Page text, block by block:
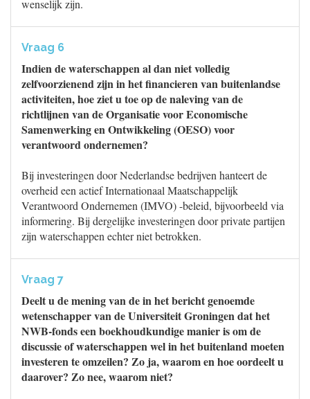
wenselijk zijn.
Vraag 6
Indien de waterschappen al dan niet volledig
zelfvoorzienend zijn in het financieren van buitenlandse
activiteiten, hoe ziet u toe op de naleving van de
richtlijnen van de Organisatie voor Economische
Samenwerking en Ontwikkeling (OESO) voor
verantwoord ondernemen?
Bij investeringen door Nederlandse bedrijven hanteert de
overheid een actief Internationaal Maatschappelijk
Verantwoord Ondernemen (IMVO) -beleid, bijvoorbeeld via
informering. Bij dergelijke investeringen door private partijen
zijn waterschappen echter niet betrokken.
Vraag 7
Deelt u de mening van de in het bericht genoemde
wetenschapper van de Universiteit Groningen dat het
NWB-fonds een boekhoudkundige manier is om de
discussie of waterschappen wel in het buitenland moeten
investeren te omzeilen? Zo ja, waarom en hoe oordeelt u
daarover? Zo nee, waarom niet?